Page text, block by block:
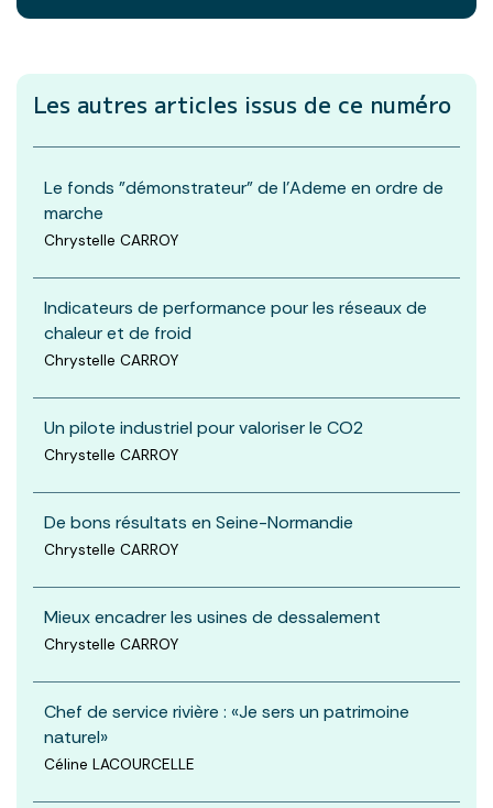
Les autres articles issus de ce numéro
Le fonds "démonstrateur" de l'Ademe en ordre de
marche
Chrystelle CARROY
Indicateurs de performance pour les réseaux de
chaleur et de froid
Chrystelle CARROY
Un pilote industriel pour valoriser le CO2
Chrystelle CARROY
De bons résultats en Seine-Normandie
Chrystelle CARROY
Mieux encadrer les usines de dessalement
Chrystelle CARROY
Chef de service rivière : «Je sers un patrimoine
naturel»
Céline LACOURCELLE